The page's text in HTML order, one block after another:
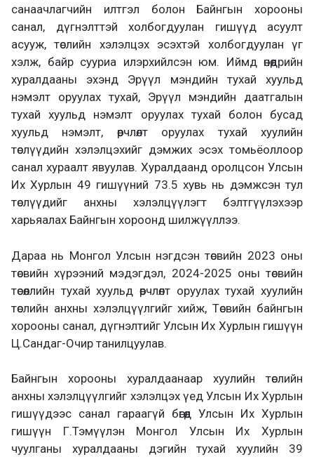
санаачлагчийн илтгэл болон Байнгын хорооны
санал, дүгнэлттэй холбогдуулан гишүүд асуулт
асууж, төслийн хэлэлцэх эсэхтэй холбогдуулан үг
хэлж, байр сууриа илэрхийлсэн юм. Иймд өнөөдрийн
хуралдааны эхэнд Эрүүл мэндийн тухай хуульд
нэмэлт оруулах тухай, Эрүүл мэндийн даатгалын
тухай хуульд нэмэлт оруулах тухай болон бусад
хуульд нэмэлт, өөрчлөлт оруулах тухай хуулийн
төслүүдийн хэлэлцэхийг дэмжих эсэх томьёоллоор
санал хураалт явуулав. Хуралдаанд оролцсон Улсын
Их Хурлын 49 гишүүний 73.5 хувь нь дэмжсэн тул
төслүүдийг анхны хэлэлцүүлэгт бэлтгүүлэхээр
харьяалах Байнгын хороонд шилжүүллээ.
Дараа нь Монгол Улсын нэгдсэн төсвийн 2023 оны
төсвийн хүрээний мэдэгдэл, 2024-2025 оны төсвийн
төсөөллийн тухай хуульд өөрчлөлт оруулах тухай хуулийн
төслийн анхны хэлэлцүүлгийг хийж, Төсвийн байнгын
хорооны санал, дүгнэлтийг Улсын Их Хурлын гишүүн
Ц.Сандаг-Очир танилцуулав.
Байнгын хорооны хуралдаанаар хуулийн төслийн
анхны хэлэлцүүлгийг хэлэлцэх үед Улсын Их Хурлын
гишүүдээс санал гараагүй бөгөөд Улсын Их Хурлын
гишүүн Г.Тэмүүлэн Монгол Улсын Их Хурлын
чуулганы хуралдааны дэгийн тухай хуулийн 39